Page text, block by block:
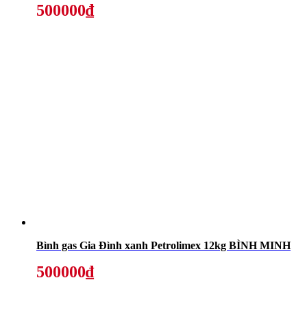
500000₫
Bình gas Gia Đình xanh Petrolimex 12kg BÌNH MINH
500000₫